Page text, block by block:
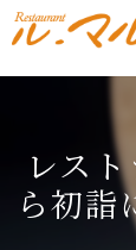
レス
ら初詣